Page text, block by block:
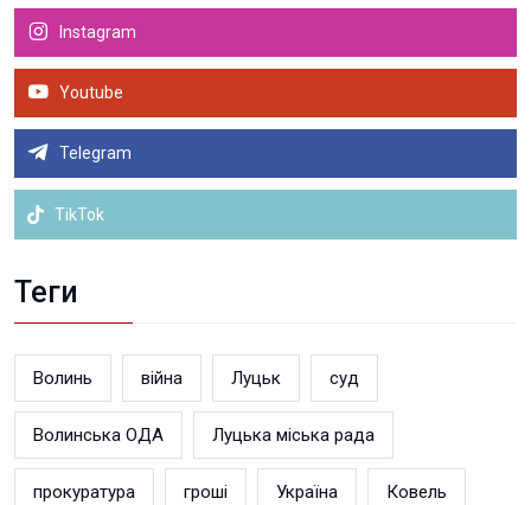
Instagram
Youtube
Telegram
TikTok
Теги
Волинь війна Луцьк суд
Волинська ОДА Луцька міська рада
прокуратура гроші Україна Ковель